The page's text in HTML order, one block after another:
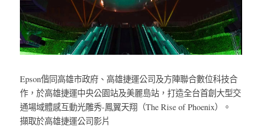
Epson偕同高雄市政府、高雄捷運公司及方陣聯合數位科技合
作，於高雄捷運中央公園站及美麗島站，打造全台首創大型交
通場域體感互動光雕秀-鳳翼天翔（The Rise of Phoenix）。
擷取於高雄捷運公司影片